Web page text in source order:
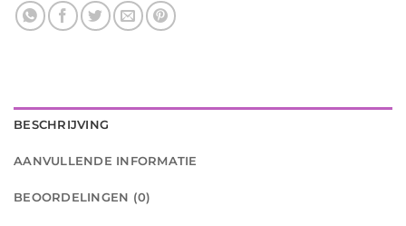
BESCHRIJVING
AANVULLENDE INFORMATIE
BEOORDELINGEN (0)